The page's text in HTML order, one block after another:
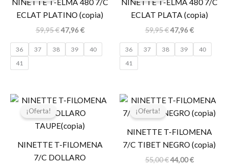
NINETTE T-ELMA 480 7/C
ECLAT PLATINO (copia)
59,95€
59,95 €.
47,96€
47,96 €.
36 37 38 39
40
41
NINETTE T-ELMA 480 7/C
ECLAT PLATA (copia)
59,95€
59,95 €.
47,96€
47,96 €.
36 37 38 39
40
41
¡Oferta!
NINETTE T-FILOMENA
7/C DOLLARO
El
original
era:
El
actual
es:
¡Oferta!
NINETTE T-FILOMENA
7/C TIBET NEGRO (copia)
55,00€
El
original
55,00 €.
44,00€
El
actual
44,00 €.